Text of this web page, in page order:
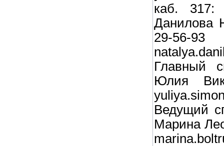
каб. 317:
Данилова
29-56-93
Главный
Юлия
Ведущий
Марина